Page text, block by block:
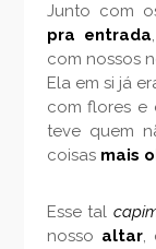
Junto com
pra entrada
com nossos
Ela em si já
com flores e
teve quem
coisas mais
Esse tal
nosso altar,